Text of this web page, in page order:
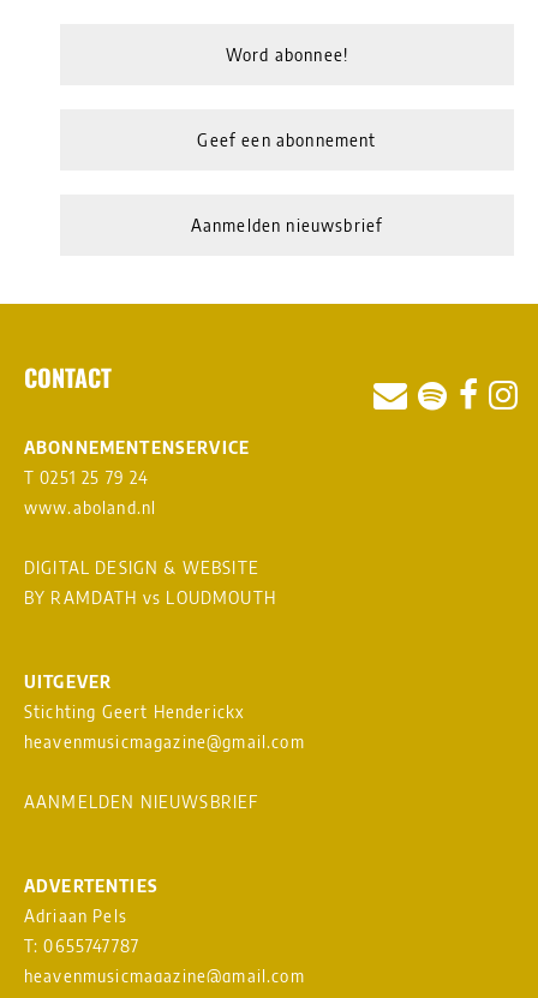
Word abonnee!
Geef een abonnement
Aanmelden nieuwsbrief
CONTACT
ABONNEMENTENSERVICE
T 0251 25 79 24
www.aboland.nl
DIGITAL DESIGN & WEBSITE
BY RAMDATH vs LOUDMOUTH
UITGEVER
Stichting Geert Henderickx
heavenmusicmagazine@gmail.com
AANMELDEN NIEUWSBRIEF
ADVERTENTIES
Adriaan Pels
T: 0655747787
heavenmusicmagazine@gmail.com